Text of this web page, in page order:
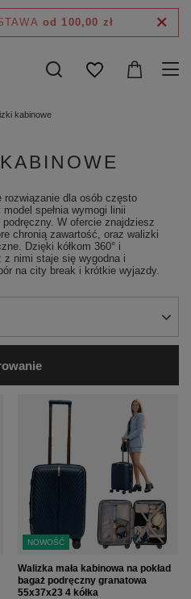
od 100,00 zł
kabinowe
rozwiązanie dla osób często
spełnia wymogi linii
W ofercie znajdziesz
chronią zawartość, oraz walizki
Dzięki kółkom 360° i
z nimi staje się wygodna i
na city break i krótkie wyjazdy.
NOWOŚĆ
Walizka mała kabinowa na pokład
bagaż podręczny granatowa
55x37x23 4 kółka